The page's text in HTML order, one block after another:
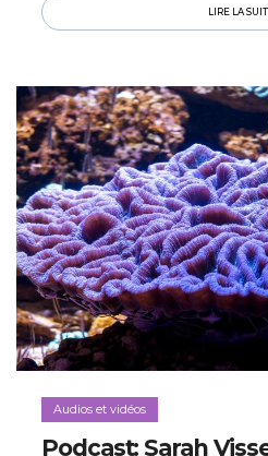
LIRE LA
Audios et vidéos
Podcast: Sarah